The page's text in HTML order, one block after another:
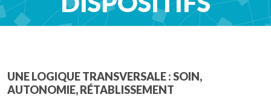
UNE LOGIQUE TRANSVERSALE : SOIN,
AUTONOMIE, RÉTABLISSEMENT